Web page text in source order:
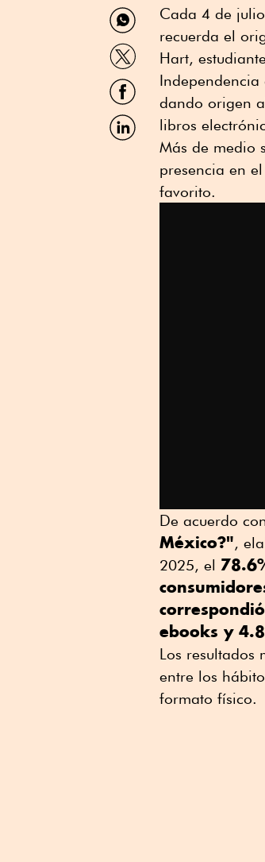
Compartir
por
WhatsApp
Compartir
por
Twitter
Compartir
por
Facebook
Compartir
por
Cada 4 de
recuerda el
Hart,
dando origen
libros
Más de medio
presencia en
favorito.
De acuerdo
México?",
2025, el
ebooks y
Los resultados
entre los
formato físico.